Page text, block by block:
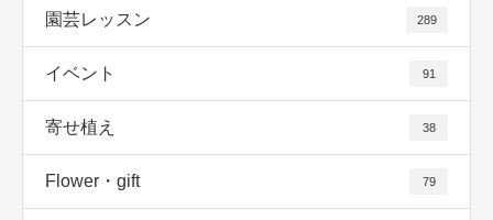
園芸レッスン 289
イベント 91
寄せ植え 38
Flower・gift 79